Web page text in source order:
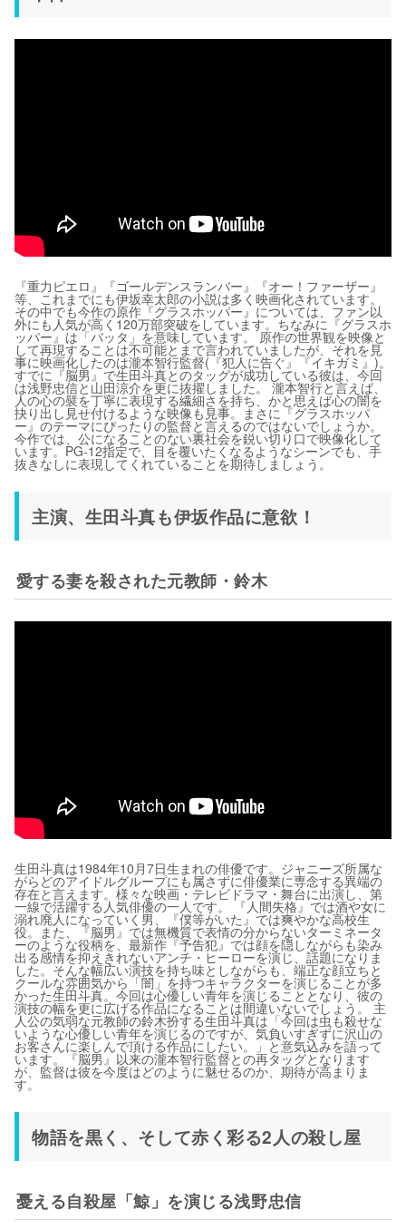
『重力ピエロ』『ゴールデンスランバー』『オー！ファーザー』
等、これまでにも伊坂幸太郎の小説は多く映画化されています。
その中でも今作の原作『グラスホッパー』については、ファン以
外にも人気が高く120万部突破をしています。ちなみに『グラスホ
ッパー』は「バッタ」を意味しています。 原作の世界観を映像と
して再現することは不可能とまで言われていましたが、それを見
事に映画化したのは瀧本智行監督(『犯人に告ぐ』『イキガミ』)。
すでに『脳男』で生田斗真とのタッグが成功している彼は、今回
は浅野忠信と山田涼介を更に抜擢しました。 瀧本智行と言えば、
人の心の襞を丁寧に表現する繊細さを持ち、かと思えば心の闇を
抉り出し見せ付けるような映像も見事。まさに『グラスホッパ
ー』のテーマにぴったりの監督と言えるのではないでしょうか。
今作では、公になることのない裏社会を鋭い切り口で映像化して
います。PG-12指定で、目を覆いたくなるようなシーンでも、手
抜きなしに表現してくれていることを期待しましょう。
主演、生田斗真も伊坂作品に意欲！
愛する妻を殺された元教師・鈴木
生田斗真は1984年10月7日生まれの俳優です。ジャニーズ所属な
がらどのアイドルグループにも属さずに俳優業に専念する異端の
存在と言えます。様々な映画・テレビドラマ・舞台に出演し、第
一線で活躍する人気俳優の一人です。 『人間失格』では酒や女に
溺れ廃人になっていく男、『僕等がいた』では爽やかな高校生
役。また、『脳男』では無機質で表情の分からないターミネータ
ーのような役柄を、最新作『予告犯』では顔を隠しながらも染み
出る感情を抑えきれないアンチ・ヒーローを演じ、話題になりま
した。そんな幅広い演技を持ち味としながらも、端正な顔立ちと
クールな雰囲気から「闇」を持つキャラクターを演じることが多
かった生田斗真。今回は心優しい青年を演じることとなり、彼の
演技の幅を更に広げる作品になることは間違いないでしょう。 主
人公の気弱な元教師の鈴木扮する生田斗真は「今回は虫も殺せな
いような心優しい青年を演じるのですが、気負いすぎずに沢山の
お客さんに楽しんで頂ける作品にしたい。」と意気込みを語って
います。『脳男』以来の瀧本智行監督との再タッグとなります
が、監督は彼を今度はどのように魅せるのか、期待が高まりま
す。
物語を黒く、そして赤く彩る2人の殺し屋
憂える自殺屋「鯨」を演じる浅野忠信